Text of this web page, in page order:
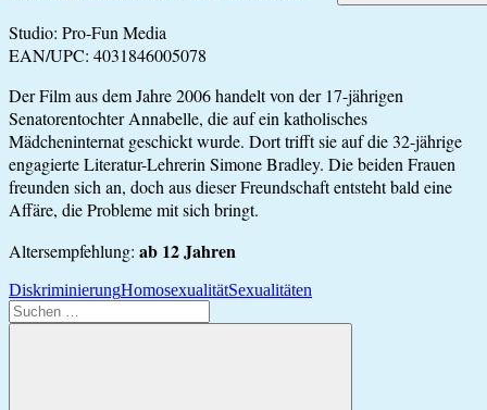
Studio: Pro-Fun Media
EAN/UPC: 4031846005078
Der Film aus dem Jahre 2006 handelt von der 17-jährigen
Senatorentochter Annabelle, die auf ein katholisches
Mädcheninternat geschickt wurde. Dort trifft sie auf die 32-jährige
engagierte Literatur-Lehrerin Simone Bradley. Die beiden Frauen
freunden sich an, doch aus dieser Freundschaft entsteht bald eine
Affäre, die Probleme mit sich bringt.
Altersempfehlung: ab 12 Jahren
DiskriminierungHomosexualitätSexualitäten
Suchen
nach: